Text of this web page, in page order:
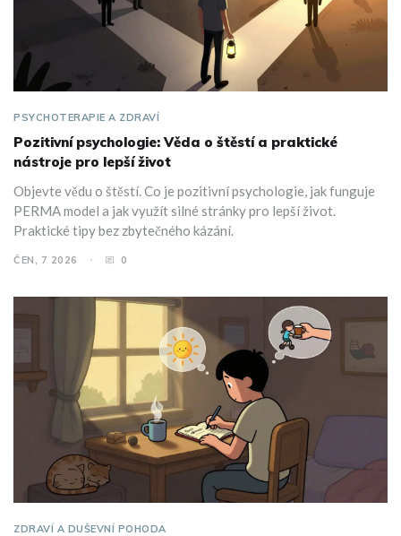
PSYCHOTERAPIE A ZDRAVÍ
Pozitivní psychologie: Věda o štěstí a praktické
nástroje pro lepší život
Objevte vědu o štěstí. Co je pozitivní psychologie, jak funguje
PERMA model a jak využít silné stránky pro lepší život.
Praktické tipy bez zbytečného kázání.
ČEN, 7 2026 0
ZDRAVÍ A DUŠEVNÍ POHODA